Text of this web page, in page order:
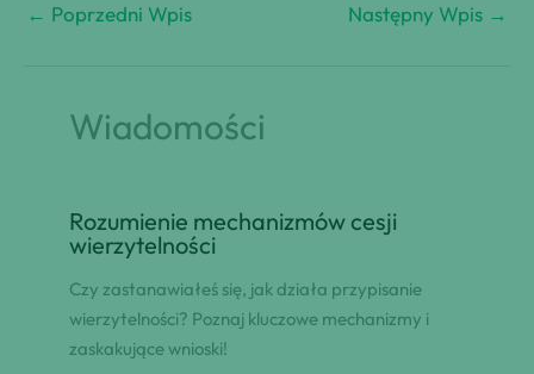
← Poprzedni Wpis Następny Wpis →
Wiadomości
Rozumienie mechanizmów cesji
wierzytelności
Czy zastanawiałeś się, jak działa przypisanie
wierzytelności? Poznaj kluczowe mechanizmy i
zaskakujące wnioski!